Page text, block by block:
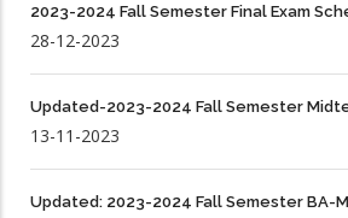
2023-2024 Fall Semester Final Exam
28-12-2023
Updated-2023-2024 Fall Semester
13-11-2023
Updated: 2023-2024 Fall Semester BA-